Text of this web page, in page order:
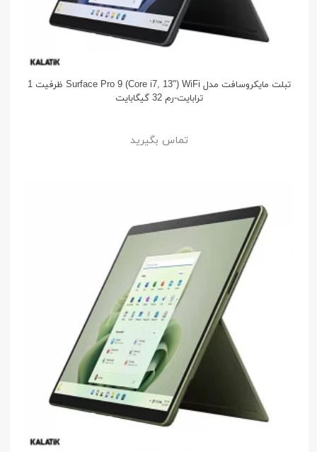
تبلت مایکروسافت مدل Surface Pro 9 (Core i7, 13") WiFi ظرفیت 1
ترابایت-رم 32 گیگابایت
تماس بگیرید